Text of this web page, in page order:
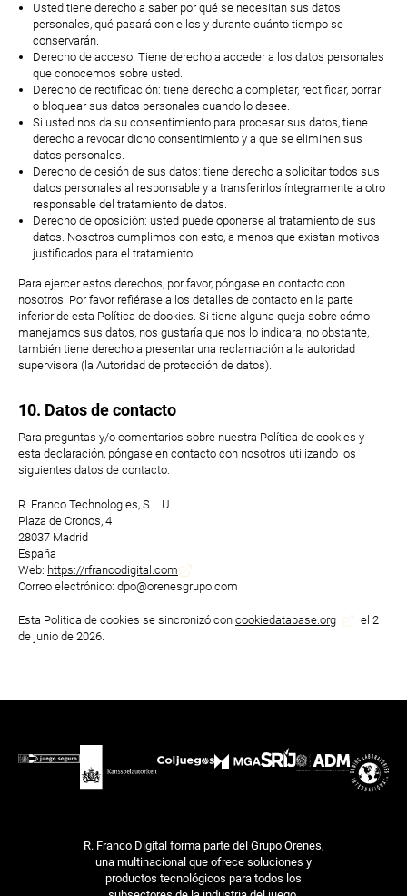
Usted tiene derecho a saber por qué se necesitan sus datos
personales, qué pasará con ellos y durante cuánto tiempo se
conservarán.
Derecho de acceso: Tiene derecho a acceder a los datos personales
que conocemos sobre usted.
Derecho de rectificación: tiene derecho a completar, rectificar, borrar
o bloquear sus datos personales cuando lo desee.
Si usted nos da su consentimiento para procesar sus datos, tiene
derecho a revocar dicho consentimiento y a que se eliminen sus
datos personales.
Derecho de cesión de sus datos: tiene derecho a solicitar todos sus
datos personales al responsable y a transferirlos íntegramente a otro
responsable del tratamiento de datos.
Derecho de oposición: usted puede oponerse al tratamiento de sus
datos. Nosotros cumplimos con esto, a menos que existan motivos
justificados para el tratamiento.
Para ejercer estos derechos, por favor, póngase en contacto con
nosotros. Por favor refiérase a los detalles de contacto en la parte
inferior de esta Política de dookies. Si tiene alguna queja sobre cómo
manejamos sus datos, nos gustaría que nos lo indicara, no obstante,
también tiene derecho a presentar una reclamación a la autoridad
supervisora (la Autoridad de protección de datos).
10. Datos de contacto
Para preguntas y/o comentarios sobre nuestra Política de cookies y
esta declaración, póngase en contacto con nosotros utilizando los
siguientes datos de contacto:
R. Franco Technologies, S.L.U.
Plaza de Cronos, 4
28037 Madrid
España
Web: https://rfrancodigital.com
Correo electrónico: dpo@orenesgrupo.com
Esta Politica de cookies se sincronizó con cookiedatabase.org
el 2
de junio de 2026.
R. Franco Digital forma parte del Grupo Orenes,
una multinacional que ofrece soluciones y
productos tecnológicos para todos los